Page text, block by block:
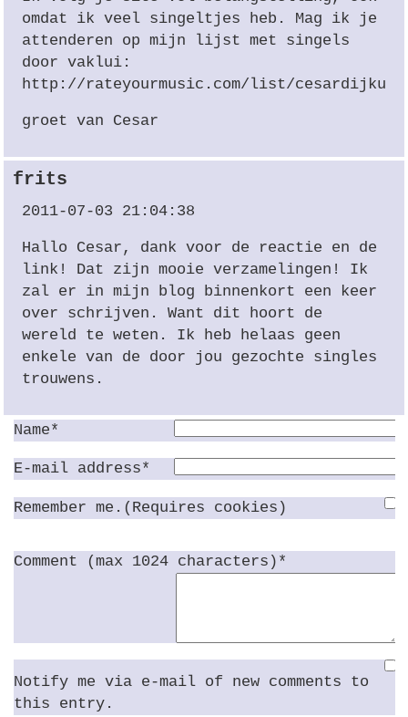
omdat ik veel singeltjes heb. Mag ik je
attenderen op mijn lijst met singels
door vaklui:
http://rateyourmusic.com/list/
groet van Cesar
frits
2011-07-03 21:04:38
Hallo Cesar, dank voor de reactie en de
link! Dat zijn mooie verzamelingen! Ik
zal er in mijn blog binnenkort een keer
over schrijven. Want dit hoort de
wereld te weten. Ik heb helaas geen
enkele van de door jou gezochte singles
trouwens.
Name*
E-mail address*
Remember me.(Requires cookies)
Comment (max 1024 characters)*
Notify me via e-mail of new comments to
this entry.